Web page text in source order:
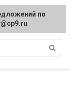
по